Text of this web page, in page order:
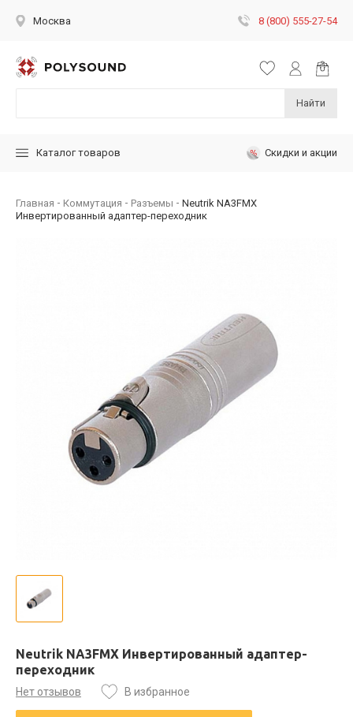
Москва 8 (800) 555-27-54
Найти
Каталог товаров Скидки и акции
Главная Коммутация Разъемы
Neutrik NA3FMX
Инвертированный адаптер-переходник
Neutrik NA3FMX Инвертированный адаптер-
переходник
Нет отзывов В избранное